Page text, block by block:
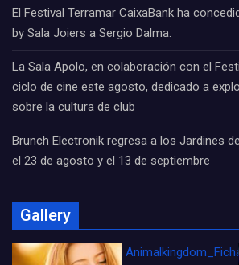
El Festival Terramar CaixaBank ha
by Sala Joiers a Sergio Dalma.
La Sala Apolo, en colaboración con el
ciclo de cine este agosto, dedicado a
sobre la cultura de club
Brunch Electronik regresa a los Jardines
el 23 de agosto y el 13 de septiembre
Gallery